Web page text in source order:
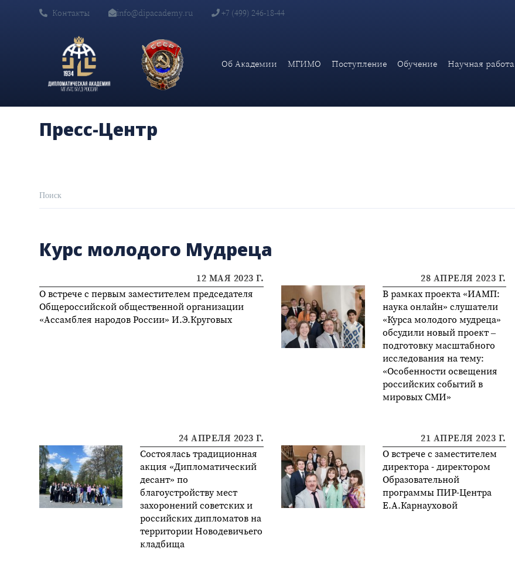
Контакты info@dipacademy.ru +7 (499) 246-18-44
Об Академии МГИМО Поступление Обучение Научная работа
Пресс-Центр
Курс молодого Мудреца
12 МАЯ 2023 Г.
О встрече с первым заместителем председателя
Общероссийской общественной организации
«Ассамблея народов России» И.Э.Круговых
28 АПРЕЛЯ 2023 Г.
В рамках проекта «ИАМП:
наука онлайн» слушатели
«Курса молодого мудреца»
обсудили новый проект –
подготовку масштабного
исследования на тему:
«Особенности освещения
российских событий в
мировых СМИ»
24 АПРЕЛЯ 2023 Г.
Состоялась традиционная
акция «Дипломатический
десант» по
благоустройству мест
захоронений советских и
российских дипломатов на
территории Новодевичьего
кладбища
21 АПРЕЛЯ 2023 Г.
О встрече с заместителем
директора - директором
Образовательной
программы ПИР-Центра
Е.А.Карнауховой